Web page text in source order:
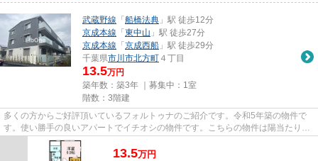
武蔵野線 「 船橋法典 」駅 徒歩12分
京成本線 「 東中山 」駅 徒歩27分
京成本線 「 京成西船 」駅 徒歩29分
千葉県市川市北方町 ４丁目
13.5万円
築年数：築3年 ｜募集中： 1室
階数：3階建
多くの方からご好評頂いているフォルトゥナのご紹介です。令和5年築の物件で
す。使い勝手の良いアパートでイチオシの物件です。こちらの物件は陽当たりが
良好です。当社スタッフが地域...
13.5万円